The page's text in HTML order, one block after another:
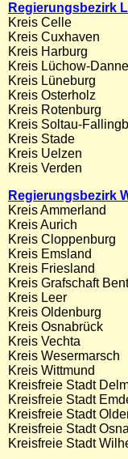
Regierungsbezirk
Kreis Celle
Kreis Cuxhaven
Kreis Harburg
Kreis Lüchow-
Kreis Lüneburg
Kreis Osterholz
Kreis Rotenburg
Kreis Soltau-
Kreis Stade
Kreis Uelzen
Kreis Verden
Regierungsbezirk
Kreis Ammerland
Kreis Aurich
Kreis Cloppenburg
Kreis Emsland
Kreis Friesland
Kreis Grafschaft
Kreis Leer
Kreis Oldenburg
Kreis Osnabrück
Kreis Vechta
Kreis Wesermarsch
Kreis Wittmund
Kreisfreie Stadt
Kreisfreie Stadt
Kreisfreie Stadt
Kreisfreie Stadt
Kreisfreie Stadt